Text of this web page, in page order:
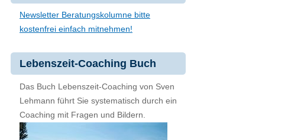
Newsletter Beratungskolumne bitte
kostenfrei einfach mitnehmen!
Lebenszeit-Coaching Buch
Das Buch Lebenszeit-Coaching von Sven
Lehmann führt Sie systematisch durch ein
Coaching mit Fragen und Bildern.